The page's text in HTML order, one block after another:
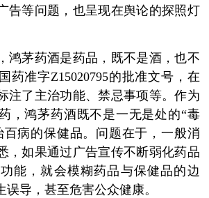
告等问题，也呈现在舆论的探照灯
茅药酒是药品，既不是酒，也不
药准字Z15020795的批准文号，在
注了主治功能、禁忌事项等。作为
，鸿茅药酒既不是一无是处的“毒
百病的保健品。问题在于，一般消
，如果通过广告宣传不断弱化药品
能，就会模糊药品与保健品的边
导，甚至危害公众健康。